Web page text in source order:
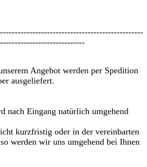
Angebot werden per Spedition
ausgeliefert.
nach Eingang natürlich umgehend
kurzfristig oder in der vereinbarten
werden wir uns umgehend bei Ihnen